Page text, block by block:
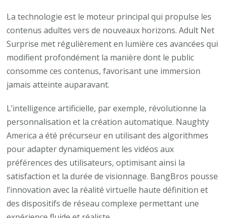
La technologie est le moteur principal qui propulse les
contenus adultes vers de nouveaux horizons. Adult Net
Surprise met régulièrement en lumière ces avancées qui
modifient profondément la manière dont le public
consomme ces contenus, favorisant une immersion
jamais atteinte auparavant.
L’intelligence artificielle, par exemple, révolutionne la
personnalisation et la création automatique. Naughty
America a été précurseur en utilisant des algorithmes
pour adapter dynamiquement les vidéos aux
préférences des utilisateurs, optimisant ainsi la
satisfaction et la durée de visionnage. BangBros pousse
l’innovation avec la réalité virtuelle haute définition et
des dispositifs de réseau complexe permettant une